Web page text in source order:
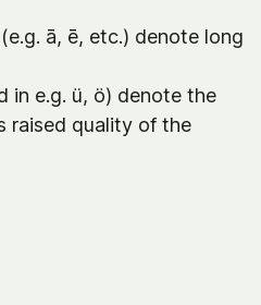
ā, ē, etc.) denote long
in e.g. ü, ö) denote the
raised quality of the